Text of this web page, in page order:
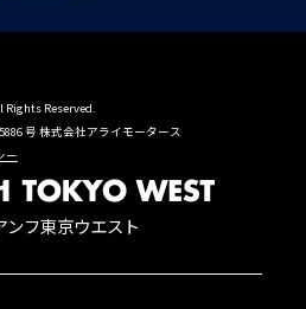
Reserved.
号 株式会社アライモータース
ー
ンフ東京ウエスト